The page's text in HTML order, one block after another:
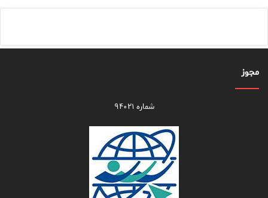
مجوز
شماره ۹۴۰۲۱